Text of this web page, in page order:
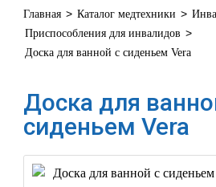
Главная > Каталог медтехники >
Приспособления для инвалидов >
Доска для ванной с сиденьем Vera
Доска для
сиденьем Vera